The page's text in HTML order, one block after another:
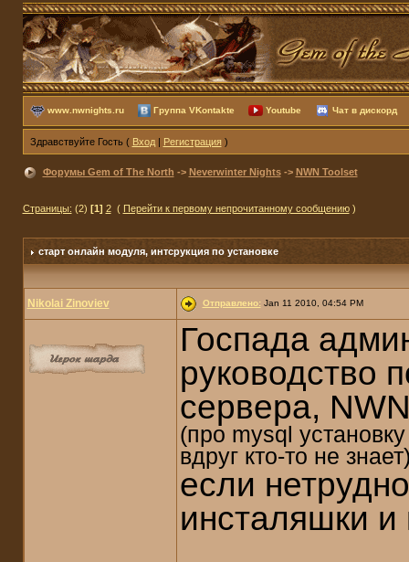
www.nwnights.ru Группа VKontakte Youtube Чат в дискорд
Здравствуйте Гость ( Вход| Регистрация)
Форумы Gem of The North -> Neverwinter Nights-> NWN Toolset
Страницы: (2) [1] 2( Перейти к первому непрочитанному сообщению)
старт онлайн модуля, интсрукция по установке
Nikolai Zinoviev Отправлено:Jan 11 2010, 04:54 PM
Госпада
руководство
сервера,
(про mysql
вдруг кто-то не
если
инсталяшки и